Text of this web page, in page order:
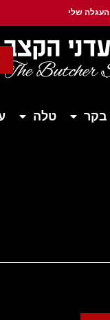
העגלה שלי
בקר טלה